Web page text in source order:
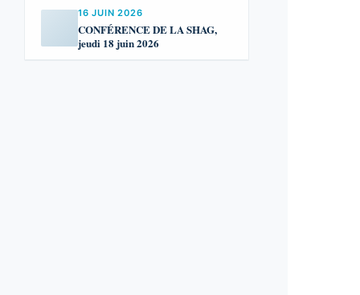
16 JUIN 2026
CONFÉRENCE DE LA SHAG,
jeudi 18 juin 2026